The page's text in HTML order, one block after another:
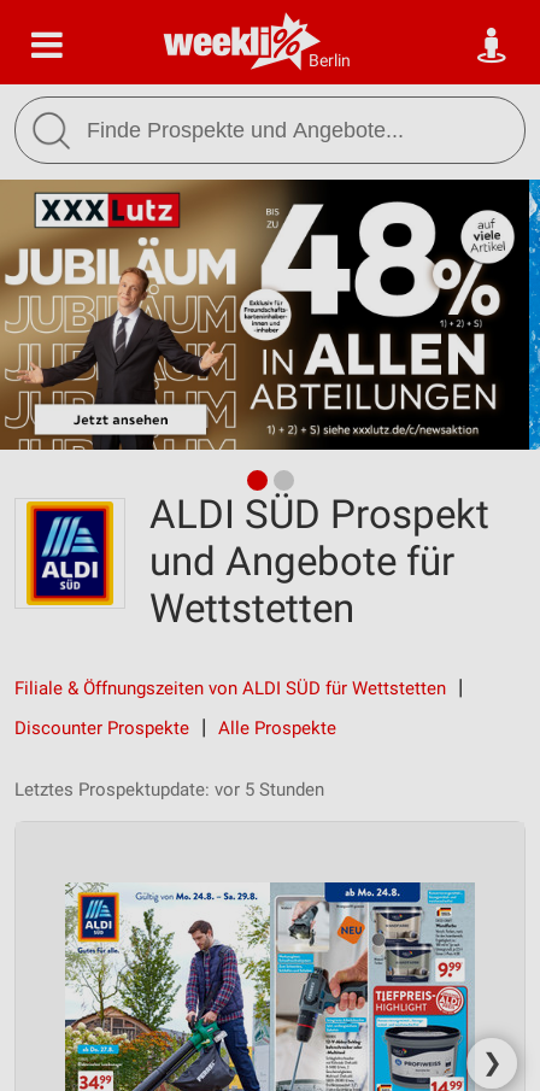
Berlin
ALDI SÜD Prospekt
und Angebote für
Wettstetten
Filiale & Öffnungszeiten von ALDI SÜD für Wettstetten
Discounter Prospekte
Alle Prospekte
Letztes Prospektupdate: vor 5 Stunden
❯